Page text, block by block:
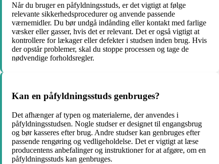
Når du bruger en påfyldningsstuds, er det vigtigt at følge
relevante sikkerhedsprocedurer og anvende passende
værnemidler. Du bør undgå indånding eller kontakt med farlige
væsker eller gasser, hvis det er relevant. Det er også vigtigt at
kontrollere for lækager eller defekter i studsen inden brug. Hvis
der opstår problemer, skal du stoppe processen og tage de
nødvendige forholdsregler.
Kan en påfyldningsstuds genbruges?
Det afhænger af typen og materialerne, der anvendes i
påfyldningsstudsen. Nogle studser er designet til engangsbrug
og bør kasseres efter brug. Andre studser kan genbruges efter
passende rengøring og vedligeholdelse. Det er vigtigt at læse
producentens anbefalinger og instruktioner for at afgøre, om en
påfyldningsstuds kan genbruges.